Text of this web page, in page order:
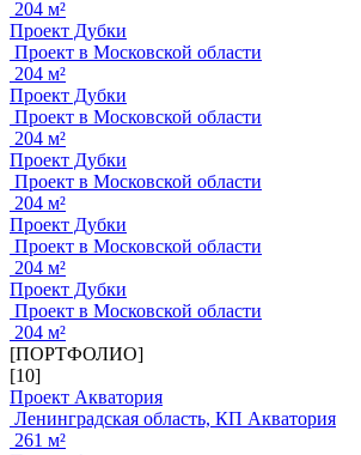
204 м²
Проект Дубки
Проект в Московской области
204 м²
Проект Дубки
Проект в Московской области
204 м²
Проект Дубки
Проект в Московской области
204 м²
Проект Дубки
Проект в Московской области
204 м²
Проект Дубки
Проект в Московской области
204 м²
[ПОРТФОЛИО]
[10]
Проект Акватория
Ленинградская область, КП Акватория
261 м²